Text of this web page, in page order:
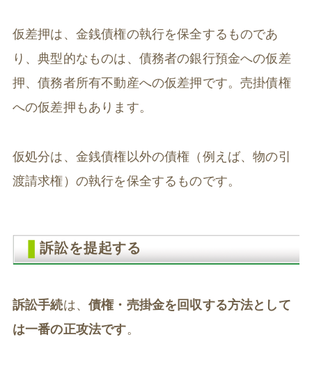
仮差押は、金銭債権の執行を保全するものであ
り、典型的なものは、債務者の銀行預金への仮差
押、債務者所有不動産への仮差押です。売掛債権
への仮差押もあります。
仮処分は、金銭債権以外の債権（例えば、物の引
渡請求権）の執行を保全するものです。
訴訟を提起する
訴訟手続は、 債権・売掛金を回収する方法として
は一番の正攻法です。